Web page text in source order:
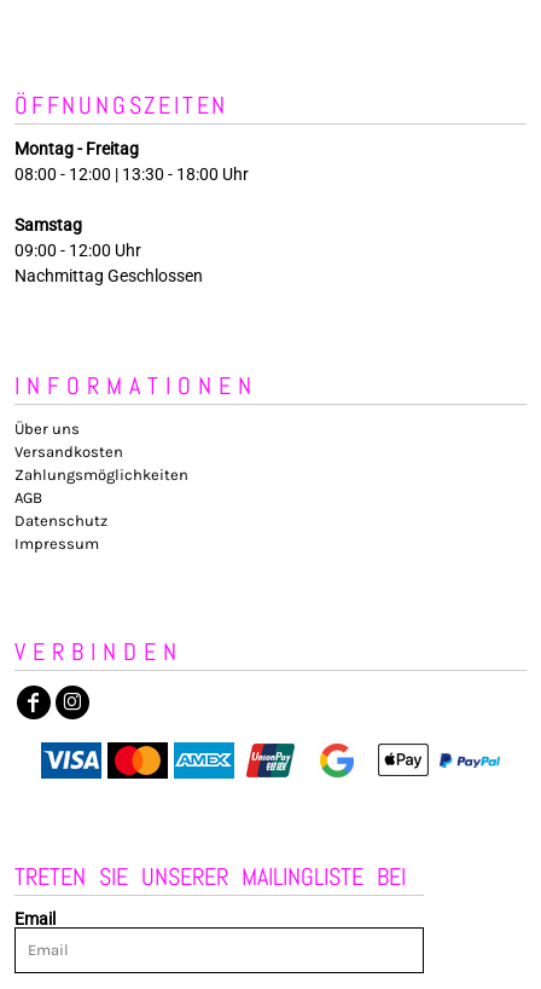
ÖFFNUNGSZEITEN
Montag - Freitag
08:00 - 12:00 | 13:30 - 18:00 Uhr
Samstag
09:00 - 12:00 Uhr
Nachmittag Geschlossen
INFORMATIONEN
Über uns
Versandkosten
Zahlungsmöglichkeiten
AGB
Datenschutz
Impressum
VERBINDEN
TRETEN SIE UNSERER MAILINGLISTE BEI
Email